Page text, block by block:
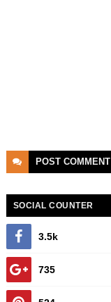
POST COMMENT
SOCIAL COUNTER
3.5k
735